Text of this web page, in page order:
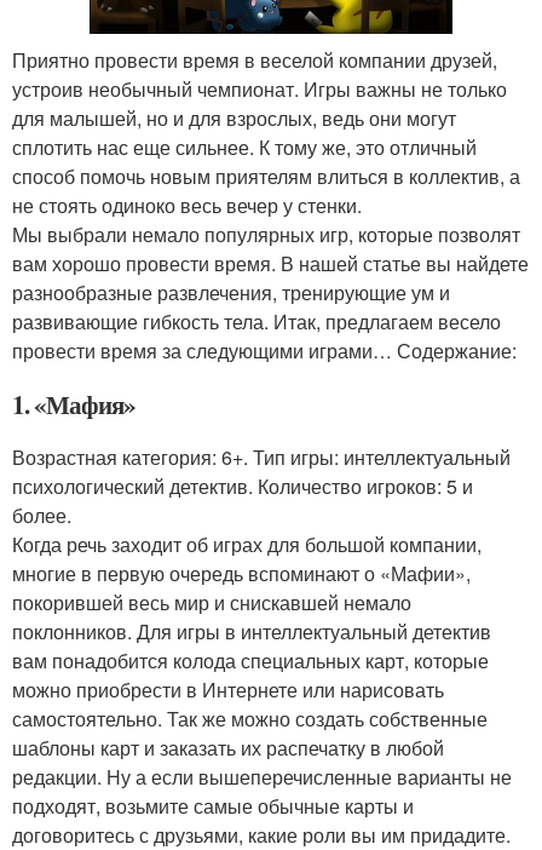
Приятно провести время в веселой компании друзей,
устроив необычный чемпионат. Игры важны не только
для малышей, но и для взрослых, ведь они могут
сплотить нас еще сильнее. К тому же, это отличный
способ помочь новым приятелям влиться в коллектив, а
не стоять одиноко весь вечер у стенки.
Мы выбрали немало популярных игр, которые позволят
вам хорошо провести время. В нашей статье вы найдете
разнообразные развлечения, тренирующие ум и
развивающие гибкость тела. Итак, предлагаем весело
провести время за следующими играми… Содержание:
1. «Мафия»
Возрастная категория: 6+. Тип игры: интеллектуальный
психологический детектив. Количество игроков: 5 и
более.
Когда речь заходит об играх для большой компании,
многие в первую очередь вспоминают о «Мафии»,
покорившей весь мир и снискавшей немало
поклонников. Для игры в интеллектуальный детектив
вам понадобится колода специальных карт, которые
можно приобрести в Интернете или нарисовать
самостоятельно. Так же можно создать собственные
шаблоны карт и заказать их распечатку в любой
редакции. Ну а если вышеперечисленные варианты не
подходят, возьмите самые обычные карты и
договоритесь с друзьями, какие роли вы им придадите.